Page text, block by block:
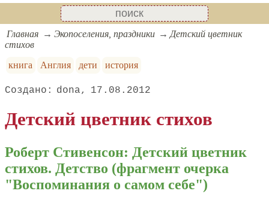
Главная Экопоселения, праздники
Детский цветник
стихов
книга
Англия дети история
dona 17.08.2012
Детский цветник стихов
Роберт Стивенсон: Детский цветник
стихов. Детство (фрагмент очерка
"Воспоминания о самом себе")